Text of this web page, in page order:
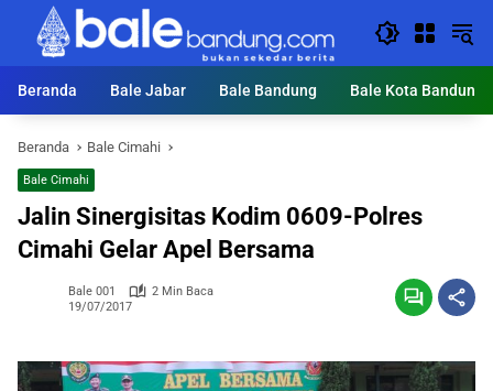
Langsung
konten
Beranda
Bale Jabar Bale Bandung Bale Kota Bandung
Beranda Bale Cimahi
Bale Cimahi
Jalin Sinergisitas Kodim 0609-Polres
Cimahi Gelar Apel Bersama
Bale 001
2 Min Baca
19/07/2017